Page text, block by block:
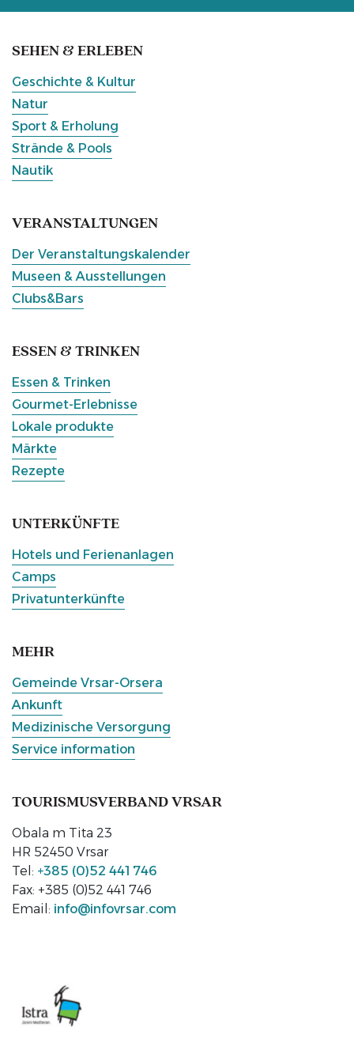
SEHEN & ERLEBEN
Geschichte & Kultur
Natur
Sport & Erholung
Strände & Pools
Nautik
VERANSTALTUNGEN
Der Veranstaltungskalender
Museen & Ausstellungen
Clubs&Bars
ESSEN & TRINKEN
Essen & Trinken
Gourmet-Erlebnisse
Lokale produkte
Märkte
Rezepte
UNTERKÜNFTE
Hotels und Ferienanlagen
Camps
Privatunterkünfte
MEHR
Gemeinde Vrsar-Orsera
Ankunft
Medizinische Versorgung
Service information
TOURISMUSVERBAND VRSAR
Obala m Tita 23
HR 52450 Vrsar
Tel: +385 (0)52 441 746
Fax: +385 (0)52 441 746
Email: info@infovrsar.com